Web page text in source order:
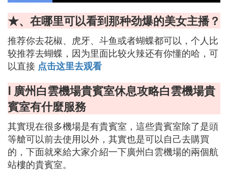
★、在哪里可以看到那种劲爆的美女主播？
推荐你去花椒、虎牙、斗鱼或者蝴蝶都可以，个人比
较推荐去蝴蝶，因为里面比较火辣还有你懂的哈，可
以直接 点击这里去观看
Ⅰ 廣州白雲機場貴賓室休息攻略白雲機場貴
賓室有什麼服務
其實現在很多機場是有貴賓室，這些貴賓室除了是頭
等艙可以前去使用以外，其實也是可以自己去購買
的，下面就來給大家介紹一下廣州白雲機場的兩個航
站樓的貴賓室。